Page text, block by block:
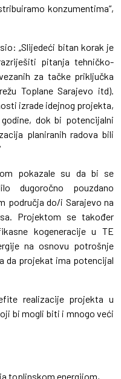
konzumentima“,
„Slijedeći bitan korak je
pitanja tehničko-
za tačke priključka
Toplane Sarajevo itd).
izrade idejnog projekta,
dok bi potencijalni
planiranih radova bili
pokazale su da bi se
dugoročno pouzdano
područja do/i Sarajevo na
Projektom se također
kogeneracije u TE
na osnovu potrošnje
da projekat ima potencijal
realizacije projekta u
bi mogli biti i mnogo veći
toplinskom energijom,